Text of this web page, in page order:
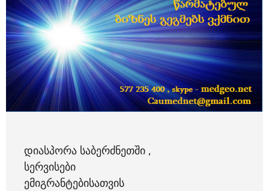
ᲓᲘᲐᲡᲞᲝᲠᲐ ᲡᲐᲑᲔᲠᲫᲜᲔᲗᲨᲘ ,
ᲡᲔᲠᲕᲘᲡᲔᲑᲘ
ᲔᲛᲘᲒᲠᲐᲜᲢᲔᲑᲘᲡᲐᲗᲕᲘᲡ